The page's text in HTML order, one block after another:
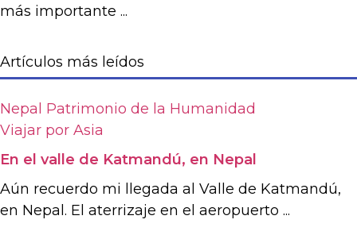
más importante ...
Artículos más leídos
Nepal Patrimonio de la Humanidad
Viajar por Asia
En el valle de Katmandú, en Nepal
Aún recuerdo mi llegada al Valle de Katmandú,
en Nepal. El aterrizaje en el aeropuerto ...